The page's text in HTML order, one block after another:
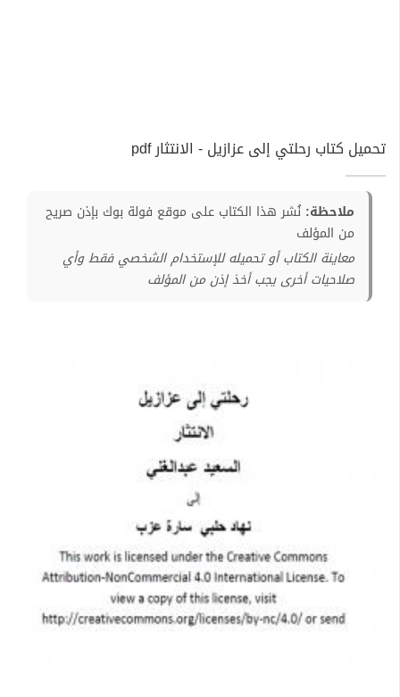
تحميل كتاب رحلتي إلى عزازيل - الانتثار pdf
ملاحظة: نُشر هذا الكتاب على موقع فولة بوك بإذن صريح
من المؤلف
معاينة الكتاب أو تحميله للإستخدام الشخصي فقط وأي
صلاحيات أخرى يجب أخذ إذن من المؤلف